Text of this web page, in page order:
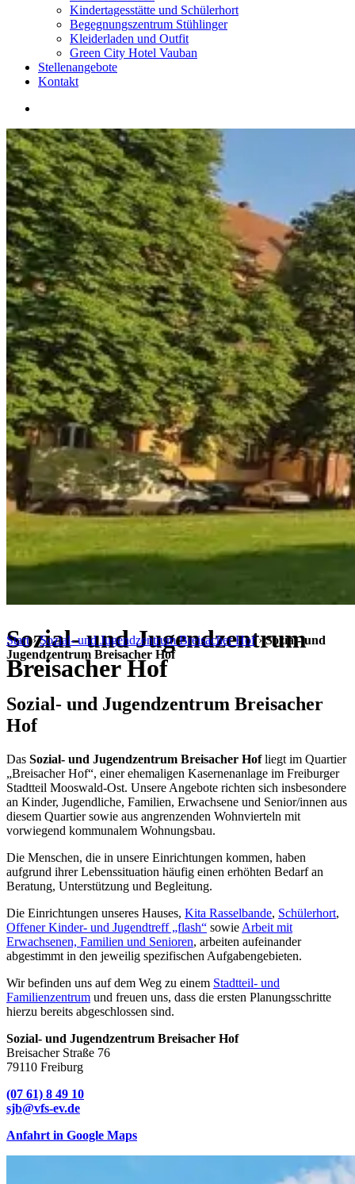
Kindertagesstätte und Schülerhort
Begegnungszentrum Stühlinger
Kleiderladen und Outfit
Green City Hotel Vauban
Stellenangebote
Kontakt
Sozial- und Jugendzentrum
Breisacher Hof
Start›Sozial- und Jugendzentrum Breisacher Hof›Sozial- und
Jugendzentrum Breisacher Hof
Sozial- und Jugendzentrum Breisacher
Hof
Das Sozial- und Jugendzentrum Breisacher Hofliegt im Quartier
„Breisacher Hof“, einer ehemaligen Kasernenanlage im Freiburger
Stadtteil Mooswald-Ost. Unsere Angebote richten sich insbesondere
an Kinder, Jugendliche, Familien, Erwachsene und Senior/innen aus
diesem Quartier sowie aus angrenzenden Wohnvierteln mit
vorwiegend kommunalem Wohnungsbau.
Die Menschen, die in unsere Einrichtungen kommen, haben
aufgrund ihrer Lebenssituation häufig einen erhöhten Bedarf an
Beratung, Unterstützung und Begleitung.
Die Einrichtungen unseres Hauses, Kita Rasselbande, Schülerhort,
Offener Kinder- und Jugendtreff „flash“ sowie Arbeit mit
Erwachsenen, Familien und Senioren, arbeiten aufeinander
abgestimmt in den jeweilig spezifischen Aufgabengebieten.
Wir befinden uns auf dem Weg zu einem Stadtteil- und
Familienzentrum und freuen uns, dass die ersten Planungsschritte
hierzu bereits abgeschlossen sind.
Sozial- und Jugendzentrum Breisacher Hof
Breisacher Straße 76
79110 Freiburg
(07 61) 8 49 10
sjb@vfs-ev.de
Anfahrt in Google Maps